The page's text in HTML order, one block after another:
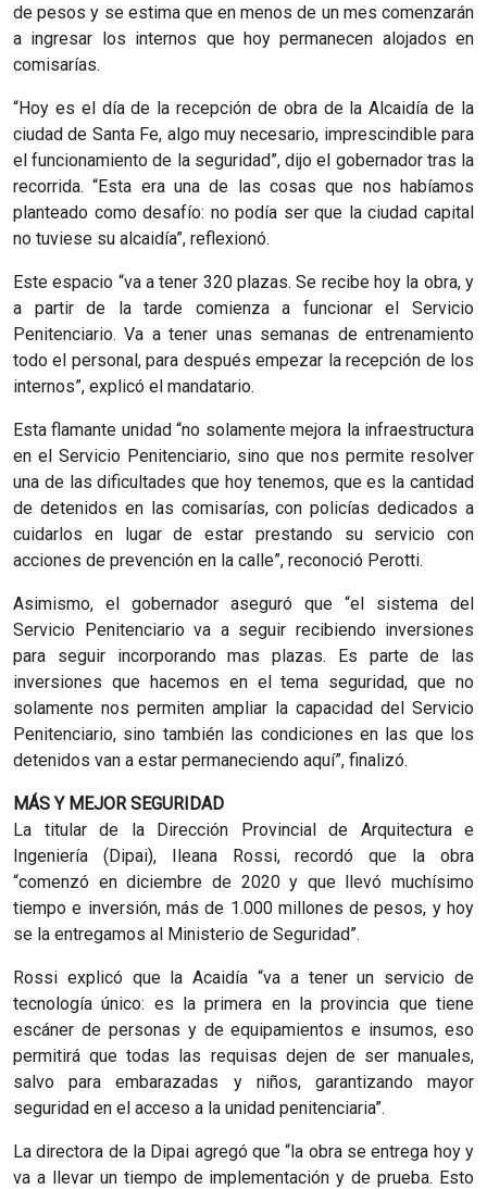
de pesos y se estima que en menos de un mes comenzarán
a ingresar los internos que hoy permanecen alojados en
comisarías.
“Hoy es el día de la recepción de obra de la Alcaidía de la
ciudad de Santa Fe, algo muy necesario, imprescindible para
el funcionamiento de la seguridad”, dijo el gobernador tras la
recorrida. “Esta era una de las cosas que nos habíamos
planteado como desafío: no podía ser que la ciudad capital
no tuviese su alcaidía”, reflexionó.
Este espacio “va a tener 320 plazas. Se recibe hoy la obra, y
a partir de la tarde comienza a funcionar el Servicio
Penitenciario. Va a tener unas semanas de entrenamiento
todo el personal, para después empezar la recepción de los
internos”, explicó el mandatario.
Esta flamante unidad “no solamente mejora la infraestructura
en el Servicio Penitenciario, sino que nos permite resolver
una de las dificultades que hoy tenemos, que es la cantidad
de detenidos en las comisarías, con policías dedicados a
cuidarlos en lugar de estar prestando su servicio con
acciones de prevención en la calle”, reconoció Perotti.
Asimismo, el gobernador aseguró que “el sistema del
Servicio Penitenciario va a seguir recibiendo inversiones
para seguir incorporando mas plazas. Es parte de las
inversiones que hacemos en el tema seguridad, que no
solamente nos permiten ampliar la capacidad del Servicio
Penitenciario, sino también las condiciones en las que los
detenidos van a estar permaneciendo aquí”, finalizó.
MÁS Y MEJOR SEGURIDAD
La titular de la Dirección Provincial de Arquitectura e
Ingeniería (Dipai), Ileana Rossi, recordó que la obra
“comenzó en diciembre de 2020 y que llevó muchísimo
tiempo e inversión, más de 1.000 millones de pesos, y hoy
se la entregamos al Ministerio de Seguridad”.
Rossi explicó que la Acaidía “va a tener un servicio de
tecnología único: es la primera en la provincia que tiene
escáner de personas y de equipamientos e insumos, eso
permitirá que todas las requisas dejen de ser manuales,
salvo para embarazadas y niños, garantizando mayor
seguridad en el acceso a la unidad penitenciaria”.
La directora de la Dipai agregó que “la obra se entrega hoy y
va a llevar un tiempo de implementación y de prueba. Esto